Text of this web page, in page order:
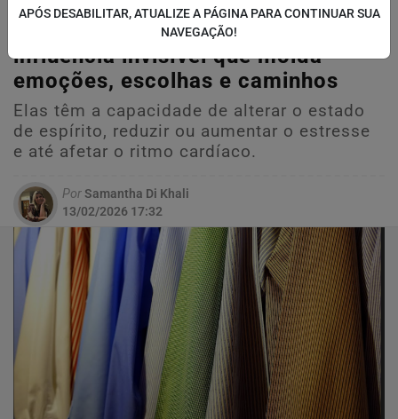
SAMANTHA DI KHALI
As cores que nos cercam: a
influência invisível que molda
emoções, escolhas e caminhos
Elas têm a capacidade de alterar o estado
de espírito, reduzir ou aumentar o estresse
e até afetar o ritmo cardíaco.
PorSamantha Di Khali
13/02/2026 17:32
APÓS DESABILITAR, ATUALIZE A PÁGINA PARA CONTINUAR SUA
NAVEGAÇÃO!